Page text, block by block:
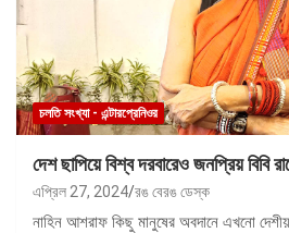
চলতি সংখ্যা - এন্টারপ্রেনিওর
দেশ ছাপিয়ে বিশ্ব দরবারেও জনপ্রিয় বিবি
এপ্রিল 27, 2024 রঙ বেরঙ ডেস্ক
নাহিন আশরাফ কিছু মানুষের অবদানে এখনো